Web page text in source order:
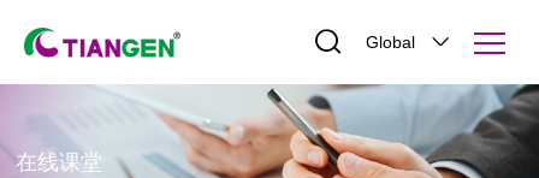
Global
在线课堂